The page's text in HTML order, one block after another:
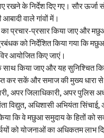
रखने के निर्देश दिए गए। सौर ऊर्जा
वाले गांवों में।
प्रचार-प्रसार किया जाए और
को निर्देशित किया गया कि
आयोजित किए जाएं।
साथ किया जाए और यह सुनिश्चित
कर सकें और समाज की मुख्य
अपर जिलाधिकारी, अपर पुलिस
विद्युत, अधिशासी अभियंता
कि वे मछुआ समुदाय के हितों को
को योजनाओं का अधिकतम लाभ